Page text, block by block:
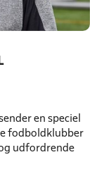
en speciel
fodboldklubber
udfordrende